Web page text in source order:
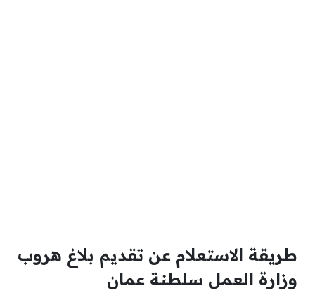
طريقة الاستعلام عن تقديم بلاغ هروب
وزارة العمل سلطنة عمان